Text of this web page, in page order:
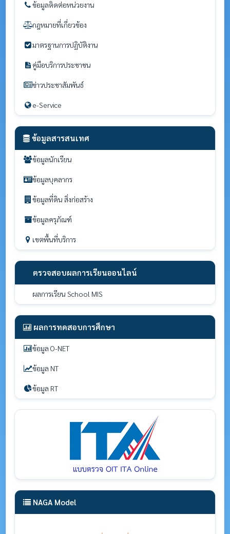
ข้อมูลติดต่อหน่วยงาน
กฎหมายที่เกี่ยวข้อง
มาตรฐานการปฏิบัติงาน
คู่มือบริการประชาชน
ข่าวประชาสัมพันธ์
e-Service
ข้อมูลสารสนเทศ
ข้อมูลนักเรียน
ข้อมูลบุคลากร
ข้อมูลที่ดิน สิ่งก่อสร้าง
ข้อมูลครุภัณฑ์
เขตพื้นที่บริการ
ตรวจสอบผลการเรียนออนไลน์
ผลการเรียน School MIS
ผลการทดสอบการศึกษา
ข้อมูล O-NET
ข้อมูล NT
ข้อมูล RT
NAGA Model